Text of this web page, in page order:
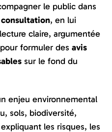
le public dans
, en lui
claire, argumentée
formuler des avis
sur le fond du
enjeu environnemental
sols, biodiversité,
les risques, les